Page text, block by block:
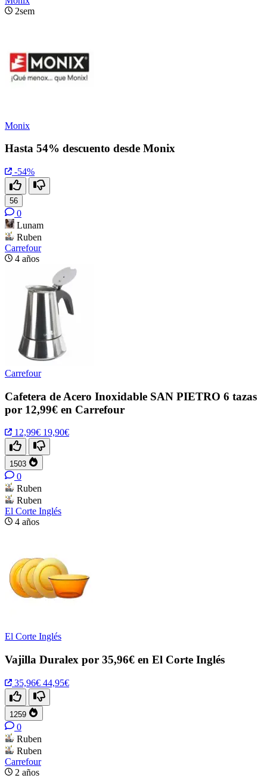
2sem
Monix
Hasta 54% descuento desde Monix
-54%
56
0
Lunam
Ruben
Carrefour
4 años
Carrefour
Cafetera de Acero Inoxidable SAN PIETRO 6 tazas
por 12,99€ en Carrefour
12,99€ 19,90€
1503
0
Ruben
Ruben
El Corte Inglés
4 años
El Corte Inglés
Vajilla Duralex por 35,96€ en El Corte Inglés
35,96€ 44,95€
1259
0
Ruben
Ruben
Carrefour
2 años